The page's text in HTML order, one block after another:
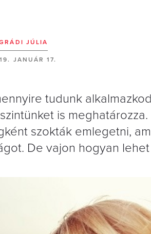
JÚLIA
JANUÁR 17.
tudunk
is
szokták emlegetni,
De vajon hogyan